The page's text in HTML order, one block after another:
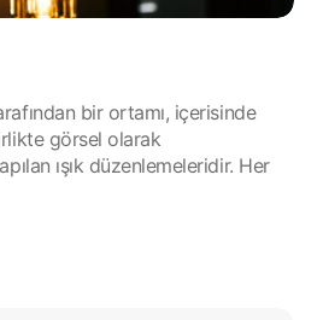
bir ortamı, içerisinde
görsel olarak
ışık düzenlemeleridir. Her